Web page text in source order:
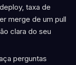
taxa de
merge de um pull
clara do seu
perguntas